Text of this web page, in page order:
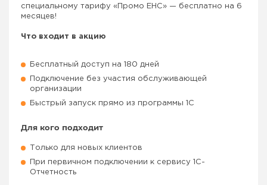
специальному тарифу «Промо ЕНС» — бесплатно на 6
месяцев!
Что входит в акцию
Бесплатный доступ на 180 дней
Подключение без участия обслуживающей
организации
Быстрый запуск прямо из программы 1С
Для кого подходит
Только для новых клиентов
При первичном подключении к сервису 1С-
Отчетность